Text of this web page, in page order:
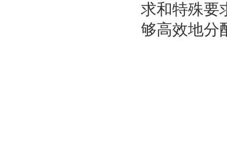
求和特殊要
够高效地分